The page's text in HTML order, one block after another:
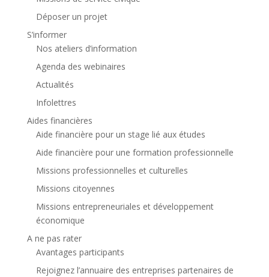
Déposer un projet
S’informer
Nos ateliers d’information
Agenda des webinaires
Actualités
Infolettres
Aides financières
Aide financière pour un stage lié aux études
Aide financière pour une formation professionnelle
Missions professionnelles et culturelles
Missions citoyennes
Missions entrepreneuriales et développement
économique
A ne pas rater
Avantages participants
Rejoignez l’annuaire des entreprises partenaires de